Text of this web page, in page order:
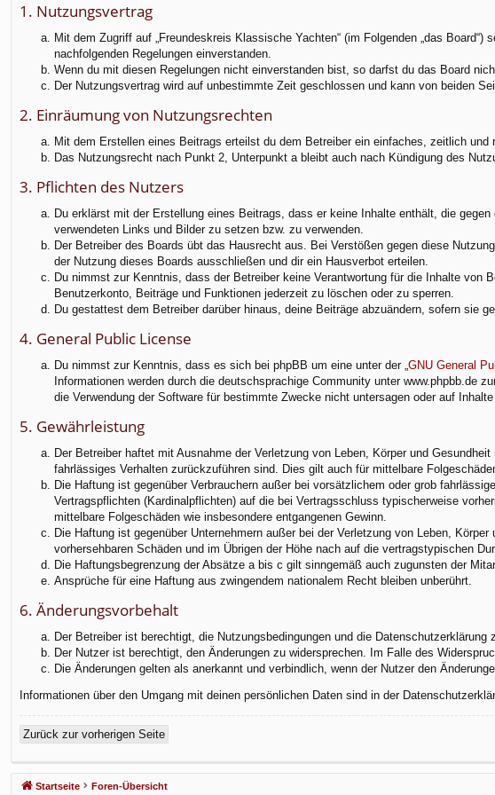
1. Nutzungsvertrag
Mit dem Zugriff auf „Freundeskreis Klassische Yachten“ (im Folgenden „das
nachfolgenden Regelungen einverstanden.
Wenn du mit diesen Regelungen nicht einverstanden bist, so darfst du das Board
Der Nutzungsvertrag wird auf unbestimmte Zeit geschlossen und kann von beiden
2. Einräumung von Nutzungsrechten
Mit dem Erstellen eines Beitrags erteilst du dem Betreiber ein einfaches, zeitlich
Das Nutzungsrecht nach Punkt 2, Unterpunkt a bleibt auch nach Kündigung des
3. Pflichten des Nutzers
Du erklärst mit der Erstellung eines Beitrags, dass er keine Inhalte enthält, die
verwendeten Links und Bilder zu setzen bzw. zu verwenden.
Der Betreiber des Boards übt das Hausrecht aus. Bei Verstößen gegen diese
der Nutzung dieses Boards ausschließen und dir ein Hausverbot erteilen.
Du nimmst zur Kenntnis, dass der Betreiber keine Verantwortung für die Inhalte
Benutzerkonto, Beiträge und Funktionen jederzeit zu löschen oder zu sperren.
Du gestattest dem Betreiber darüber hinaus, deine Beiträge abzuändern, sofern sie
4. General Public License
Du nimmst zur Kenntnis, dass es sich bei phpBB um eine unter der „GNU General
Informationen werden durch die deutschsprachige Community unter www.phpbb.de
die Verwendung der Software für bestimmte Zwecke nicht untersagen oder auf
5. Gewährleistung
Der Betreiber haftet mit Ausnahme der Verletzung von Leben, Körper und
fahrlässiges Verhalten zurückzuführen sind. Dies gilt auch für mittelbare
Die Haftung ist gegenüber Verbrauchern außer bei vorsätzlichem oder grob
Vertragspflichten (Kardinalpflichten) auf die bei Vertragsschluss typischerweise
mittelbare Folgeschäden wie insbesondere entgangenen Gewinn.
Die Haftung ist gegenüber Unternehmern außer bei der Verletzung von Leben,
vorhersehbaren Schäden und im Übrigen der Höhe nach auf die vertragstypischen
Die Haftungsbegrenzung der Absätze a bis c gilt sinngemäß auch zugunsten der
Ansprüche für eine Haftung aus zwingendem nationalem Recht bleiben unberührt.
6. Änderungsvorbehalt
Der Betreiber ist berechtigt, die Nutzungsbedingungen und die
Der Nutzer ist berechtigt, den Änderungen zu widersprechen. Im Falle des
Die Änderungen gelten als anerkannt und verbindlich, wenn der Nutzer den
Informationen über den Umgang mit deinen persönlichen Daten sind in der
Zurück zur vorherigen Seite
Startseite Foren-Übersicht